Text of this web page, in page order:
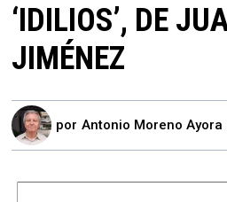
‘IDILIOS’, DE
JIMÉNEZ
por Antonio Moreno Ayora